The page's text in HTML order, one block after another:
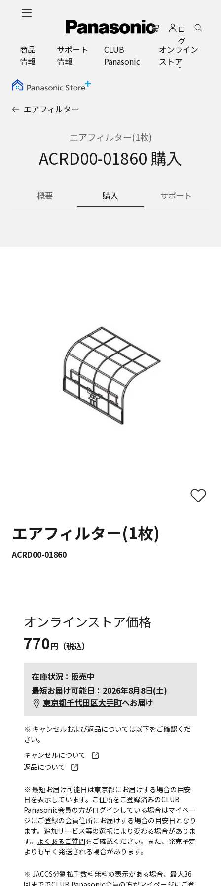
ロ
グ
イ
ン
商品
情報
サポート
情報
CLUB
Panasonic
オンライン
ストア
エアフィルター
エアフィルター(1枚)
ACRD00-01860 購入
概要 購入 サポート
エアフィルター(1枚)
ACRD00-01860
オンラインストア価格
770円（税込）
在庫状況：販売中
最短お届け可能日：2026年8月8日(土)
東京都千代田区大手町へお届け
※ キャンセルおよび返品については以下をご確認くだ
さい。
キャンセルについて
返品について
※ 最短お届け可能日は東京都にお届けする場合の目安
日を表示しています。ご住所をご登録済みのCLUB
Panasonic会員の方がログインしている場合はマイペー
ジにご登録の会員住所にお届けする場合の目安日となり
ます。追加サービス等の選択により変わる場合がありま
す。 よくあるご質問をご確認ください。また、発売予定
よりも早く発送される場合があります。
※ JACCS分割払手数料無料の表示がある場合、最大36
回まででCLUB Panasonic会員の方がマイページにご登